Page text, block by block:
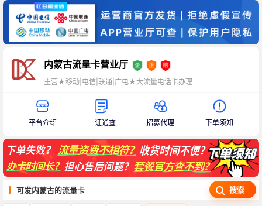
内蒙古流量卡营业厅
主营★移动|电信|联通|广电★大流量电话卡办理
平台介绍 一证通查 招募代理 下单须知
可发内蒙古的流量卡 搜索